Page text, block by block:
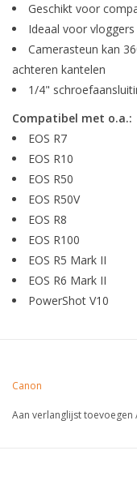
Geschikt voor
Ideaal voor vloggers
Camerasteun kan
achteren kantelen
1/4"
Compatibel met o.a.:
EOS R7
EOS R10
EOS R50
EOS R50V
EOS R8
EOS R100
EOS R5 Mark II
EOS R6 Mark II
PowerShot V10
Canon
Aan verlanglijst toevoegen